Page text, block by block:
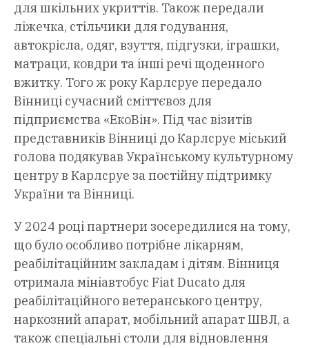
для шкільних укриттів. Також передали
ліжечка, стільчики для годування,
автокрісла, одяг, взуття, підгузки, іграшки,
матраци, ковдри та інші речі щоденного
вжитку. Того ж року Карлсруе передало
Вінниці сучасний сміттєвоз для
підприємства «ЕкоВін». Під час візитів
представників Вінниці до Карлсруе міський
голова подякував Українському культурному
центру в Карлсруе за постійну підтримку
України та Вінниці.
У 2024 році партнери зосередилися на тому,
що було особливо потрібне лікарням,
реабілітаційним закладам і дітям. Вінниця
отримала мініавтобус Fiat Ducato для
реабілітаційного ветеранського центру,
наркозний апарат, мобільний апарат ШВЛ, а
також спеціальні столи для відновлення